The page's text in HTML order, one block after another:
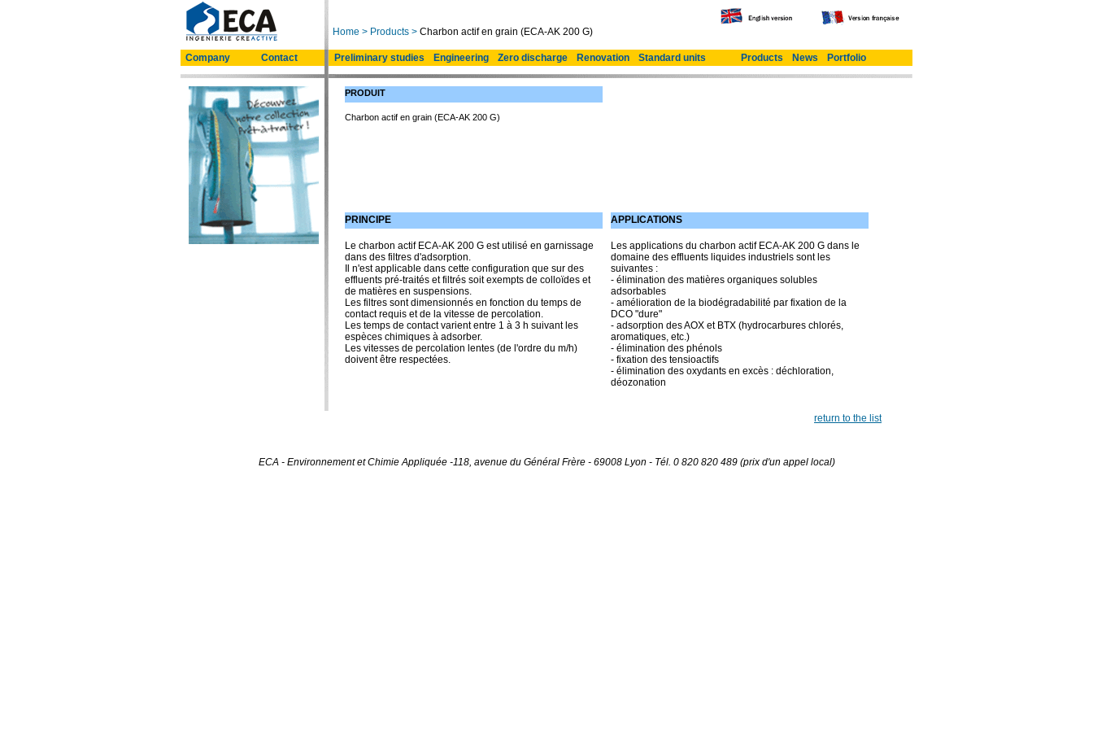
Home > Products > Charbon actif en grain (ECA-AK 200 G)
Company Contact Preliminary studies Engineering Zero discharge Renovation Standard units Products News Portfolio
PRODUIT
Charbon actif en grain (ECA-AK 200 G)
PRINCIPE
Le charbon actif ECA-AK 200 G est utilisé en garnissage
dans des filtres d'adsorption.
Il n'est applicable dans cette configuration que sur des
effluents pré-traités et filtrés soit exempts de colloïdes et
de matières en suspensions.
Les filtres sont dimensionnés en fonction du temps de
contact requis et de la vitesse de percolation.
Les temps de contact varient entre 1 à 3 h suivant les
espèces chimiques à adsorber.
Les vitesses de percolation lentes (de l'ordre du m/h)
doivent être respectées.
APPLICATIONS
Les applications du charbon actif ECA-AK 200 G dans le
domaine des effluents liquides industriels sont les
suivantes :
- élimination des matières organiques solubles
adsorbables
- amélioration de la biodégradabilité par fixation de la
DCO "dure"
- adsorption des AOX et BTX (hydrocarbures chlorés,
aromatiques, etc.)
- élimination des phénols
- fixation des tensioactifs
- élimination des oxydants en excès : déchloration,
déozonation
return to the list
ECA - Environnement et Chimie Appliquée -118, avenue du Général Frère - 69008 Lyon - Tél. 0 820 820 489 (prix d'un appel local)